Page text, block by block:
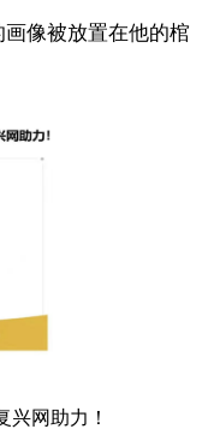
像被放置在他的棺
兴网助力！